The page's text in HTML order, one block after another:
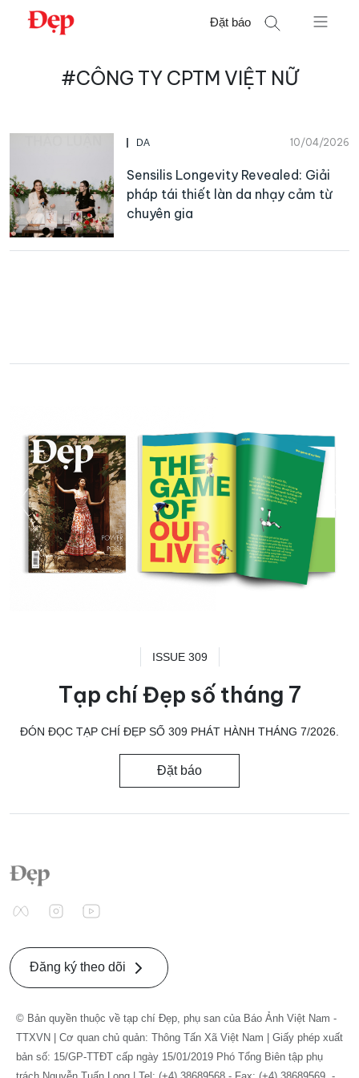
Chuyển
Đặt báo
#CÔNG TY CPTM VIỆT NỮ
DA 10/04/2026
Sensilis Longevity Revealed: Giải
pháp tái thiết làn da nhạy cảm từ
chuyên gia
ISSUE 309
Tạp chí Đẹp số tháng 7
ĐÓN ĐỌC TẠP CHÍ ĐẸP SỐ 309 PHÁT HÀNH THÁNG 7/2026.
Đặt báo
Đăng ký theo dõi
© Bản quyền thuộc về tạp chí Đẹp, phụ san của Báo Ảnh Việt Nam -
TTXVN | Cơ quan chủ quản: Thông Tấn Xã Việt Nam | Giấy phép xuất
bản số: 15/GP-TTĐT cấp ngày 15/01/2019 Phó Tổng Biên tập phụ